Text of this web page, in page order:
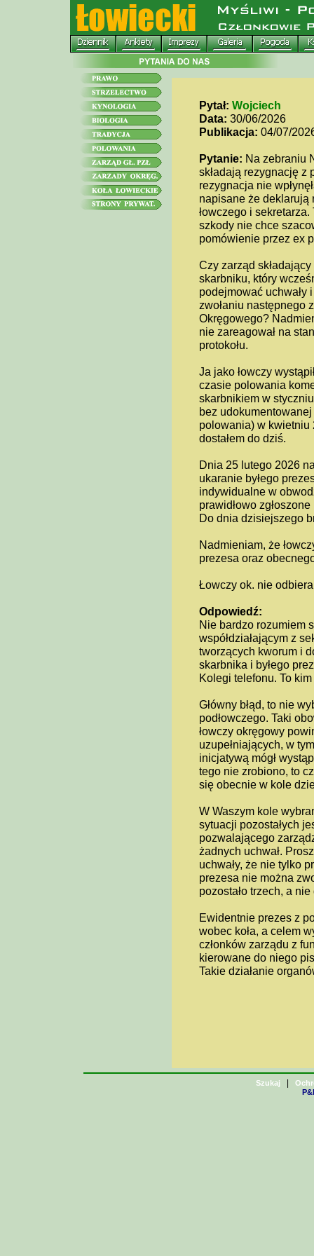
Pytał: Wojciech
Data: 30/06/2026
Publikacja: 04/07/
Pytanie: Na zebraniu
składają rezygnację z
rezygnacja nie
napisane że deklarują
łowczego i
szkody nie chce
pomówienie przez ex
Czy zarząd składający
skarbniku, który
podejmować uchwały
zwołaniu następnego
Okręgowego?
nie zareagował na
protokołu.
Ja jako łowczy
czasie polowania
skarbnikiem w
bez udokumentowanej
polowania) w kwietniu
dostałem do dziś.
Dnia 25 lutego 2026
ukaranie byłego
indywidualne w
prawidłowo
Do dnia dzisiejszego
Nadmieniam, że
prezesa oraz
Łowczy ok. nie
Odpowiedź:
Nie bardzo rozumiem
współdziałającym z
tworzących kworum i
skarbnika i byłego
Kolegi telefonu. To
Główny błąd, to nie
podłowczego. Taki
łowczy okręgowy
uzupełniających, w
inicjatywą mógł
tego nie zrobiono, to
się obecnie w kole
W Waszym kole
sytuacji pozostałych
pozwalającego
żadnych uchwał.
uchwały, że nie tylko
prezesa nie można
pozostało trzech, a
Ewidentnie prezes z
wobec koła, a celem
członków zarządu z
kierowane do niego
Takie działanie
Szukaj